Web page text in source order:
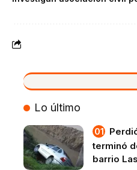
VIVO
Lo último
terminó
barrio